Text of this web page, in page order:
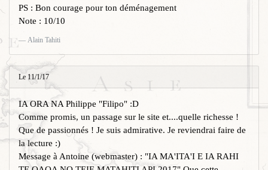
PS : Bon courage pour ton déménagement
Note : 10/10
Alain Tahiti
Le 11/1/17
IA ORA NA Philippe "Filipo" :D
Comme promis, un passage sur le site et....quelle richesse !
Que de passionnés ! Je suis admirative. Je reviendrai faire de
la lecture :)
Message à Antoine (webmaster) : "IA MA'ITA'I E IA RAHI